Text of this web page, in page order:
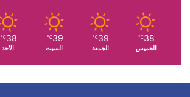
38
℃
الخميس
39
℃
الجمعة
39
℃
السبت
38
℃
الأحد